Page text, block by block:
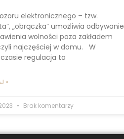
elektronicznego – tzw.
„obrączka” umożliwia odbywanie
wolności poza zakładem
najczęściej w domu. W
regulacja ta
»
Brak komentarzy